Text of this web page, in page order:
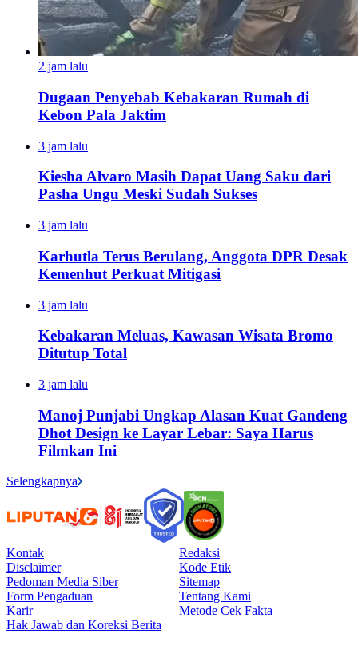
2 jam lalu
Dugaan Penyebab Kebakaran Rumah di
Kebon Pala Jaktim
3 jam lalu
Kiesha Alvaro Masih Dapat Uang Saku dari
Pasha Ungu Meski Sudah Sukses
3 jam lalu
Karhutla Terus Berulang, Anggota DPR Desak
Kemenhut Perkuat Mitigasi
3 jam lalu
Kebakaran Meluas, Kawasan Wisata Bromo
Ditutup Total
3 jam lalu
Manoj Punjabi Ungkap Alasan Kuat Gandeng
Dhot Design ke Layar Lebar: Saya Harus
Filmkan Ini
Selengkapnya
Kontak
Redaksi
Disclaimer
Kode Etik
Pedoman Media Siber
Sitemap
Form Pengaduan
Tentang Kami
Karir
Metode Cek Fakta
Hak Jawab dan Koreksi Berita